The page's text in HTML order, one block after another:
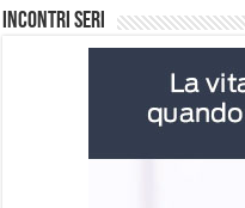
INCONTRI SERI